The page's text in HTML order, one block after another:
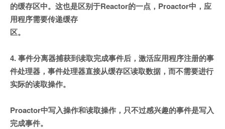
的缓存区中。这也是区别于Reactor的一点，Proactor中，应
用程序需要传递缓存
区。
4. 事件分离器捕获到读取完成事件后，激活应用程序注册的事
件处理器，事件处理器直接从缓存区读取数据，而不需要进行
实际的读取操作。
Proactor中写入操作和读取操作，只不过感兴趣的事件是写入
完成事件。